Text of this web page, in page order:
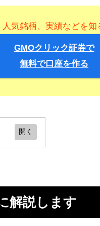
人気銘柄、実績などを知
GMOクリック証券で
無料で口座を作る
資信解説します